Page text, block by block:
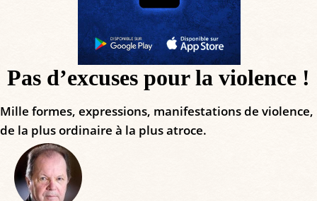
Pas d’excuses pour la violence !
Mille formes, expressions, manifestations de violence,
de la plus ordinaire à la plus atroce.